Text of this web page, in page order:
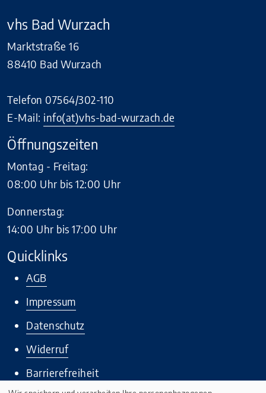
vhs Bad Wurzach
Marktstraße 16
88410 Bad Wurzach
Telefon 07564/302-110
E-Mail: info(at)vhs-bad-wurzach.de
Öffnungszeiten
Montag - Freitag:
08:00 Uhr bis 12:00 Uhr
Donnerstag:
14:00 Uhr bis 17:00 Uhr
Quicklinks
AGB
Impressum
Datenschutz
Widerruf
Barrierefreiheit